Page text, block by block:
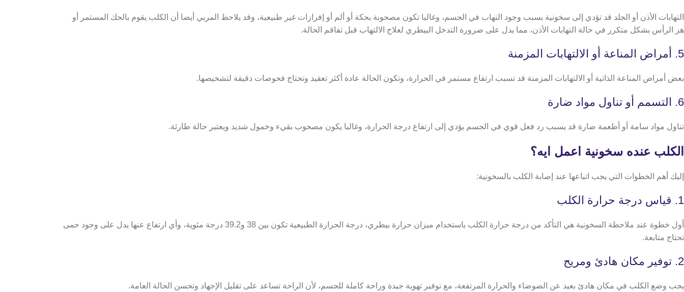
التهابات الأذن أو الجلد قد تؤدي إلى سخونية بسبب وجود التهاب في الجسم، وغالبا تكون مصحوبة بحكة أو ألم أو إفرازات غير طبيعية، وقد يلاحظ المربي أيضا أن الكلب يقوم بالحك المستمر أو
هز الرأس بشكل متكرر في حالة التهابات الأذن، مما يدل على ضرورة التدخل البيطري لعلاج الالتهاب قبل تفاقم الحالة.
5. أمراض المناعة أو الالتهابات المزمنة
بعض أمراض المناعة الذاتية أو الالتهابات المزمنة قد تسبب ارتفاع مستمر في الحرارة، وتكون الحالة عادة أكثر تعقيد وتحتاج فحوصات دقيقة لتشخيصها.
6. التسمم أو تناول مواد ضارة
تناول مواد سامة أو أطعمة ضارة قد يسبب رد فعل قوي في الجسم يؤدي إلى ارتفاع درجة الحرارة، وغالبا يكون مصحوب بقيء وخمول شديد ويعتبر حالة طارئة.
الكلب عنده سخونية اعمل ايه؟
إليك أهم الخطوات التي يجب اتباعها عند إصابة الكلب بالسخونية:
1. قياس درجة حرارة الكلب
أول خطوة عند ملاحظة السخونية هي التأكد من درجة حرارة الكلب باستخدام ميزان حرارة بيطري، درجة الحرارة الطبيعية تكون بين 38 و39.2 درجة مئوية، وأي ارتفاع عنها يدل على وجود حمى
تحتاج متابعة.
2. توفير مكان هادئ ومريح
يجب وضع الكلب في مكان هادئ بعيد عن الضوضاء والحرارة المرتفعة، مع توفير تهوية جيدة وراحة كاملة للجسم، لأن الراحة تساعد على تقليل الإجهاد وتحسن الحالة العامة.